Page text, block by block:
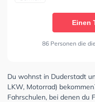
Einen
86 Personen die
Du wohnst in Duderstadt
LKW, Motorrad)
Fahrschulen, bei denen du